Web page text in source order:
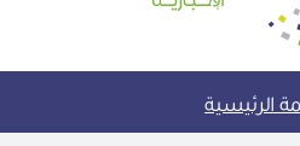
الرئيسية